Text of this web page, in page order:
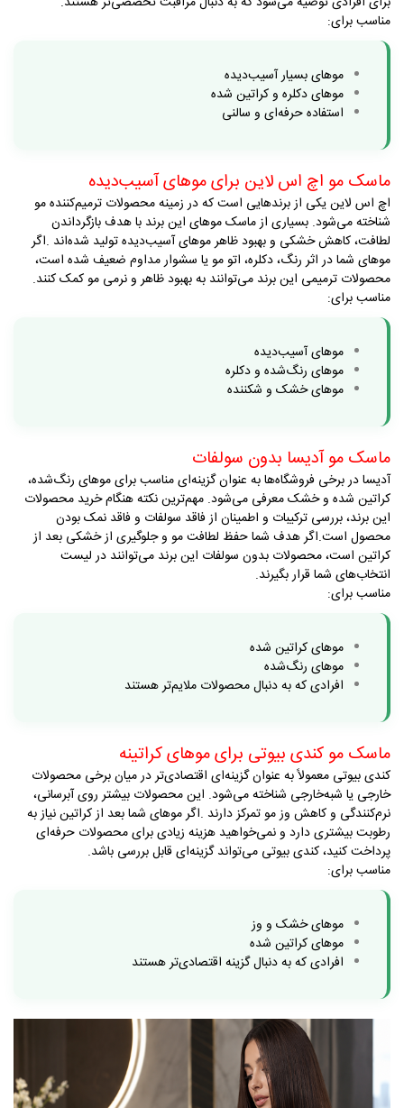
مناسب برای:
موهای بسیار آسیب‌دیده
موهای دکلره و کراتین شده
استفاده حرفه‌ای و سالنی
ماسک مو اچ اس لاین برای موهای آسیب‌دیده
اچ اس لاین یکی از برندهایی است که در زمینه محصولات ترمیم‌کننده مو
شناخته می‌شود. بسیاری از ماسک موهای این برند با هدف بازگرداندن
لطافت، کاهش خشکی و بهبود ظاهر موهای آسیب‌دیده تولید شده‌اند .اگر
موهای شما در اثر رنگ، دکلره، اتو مو یا سشوار مداوم ضعیف شده است،
محصولات ترمیمی این برند می‌توانند به بهبود ظاهر و نرمی مو کمک کنند.
مناسب برای:
موهای آسیب‌دیده
موهای رنگ‌شده و دکلره
موهای خشک و شکننده
ماسک مو آدیسا بدون سولفات
آدیسا در برخی فروشگاه‌ها به عنوان گزینه‌ای مناسب برای موهای رنگ‌شده،
کراتین شده و خشک معرفی می‌شود. مهم‌ترین نکته هنگام خرید محصولات
این برند، بررسی ترکیبات و اطمینان از فاقد سولفات و فاقد نمک بودن
محصول است.اگر هدف شما حفظ لطافت مو و جلوگیری از خشکی بعد از
کراتین است، محصولات بدون سولفات این برند می‌توانند در لیست
انتخاب‌های شما قرار بگیرند.
مناسب برای:
موهای کراتین شده
موهای رنگ‌شده
افرادی که به دنبال محصولات ملایم‌تر هستند
ماسک مو کندی بیوتی برای موهای کراتینه
کندی بیوتی معمولاً به عنوان گزینه‌ای اقتصادی‌تر در میان برخی محصولات
خارجی یا شبه‌خارجی شناخته می‌شود. این محصولات بیشتر روی آبرسانی،
نرم‌کنندگی و کاهش وز مو تمرکز دارند .اگر موهای شما بعد از کراتین نیاز به
رطوبت بیشتری دارد و نمی‌خواهید هزینه زیادی برای محصولات حرفه‌ای
پرداخت کنید، کندی بیوتی می‌تواند گزینه‌ای قابل بررسی باشد.
مناسب برای:
موهای خشک و وز
موهای کراتین شده
افرادی که به دنبال گزینه اقتصادی‌تر هستند